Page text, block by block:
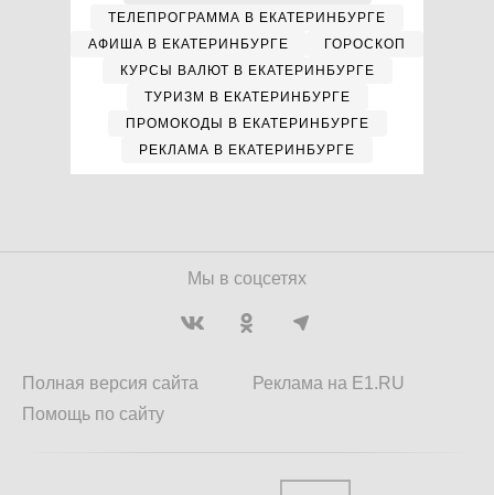
ТЕЛЕПРОГРАММА В ЕКАТЕРИНБУРГЕ
АФИША В ЕКАТЕРИНБУРГЕ
ГОРОСКОП
КУРСЫ ВАЛЮТ В ЕКАТЕРИНБУРГЕ
ТУРИЗМ В ЕКАТЕРИНБУРГЕ
ПРОМОКОДЫ В ЕКАТЕРИНБУРГЕ
РЕКЛАМА В ЕКАТЕРИНБУРГЕ
Мы в соцсетях
Полная версия сайта
Помощь по сайту
Реклама на E1.RU